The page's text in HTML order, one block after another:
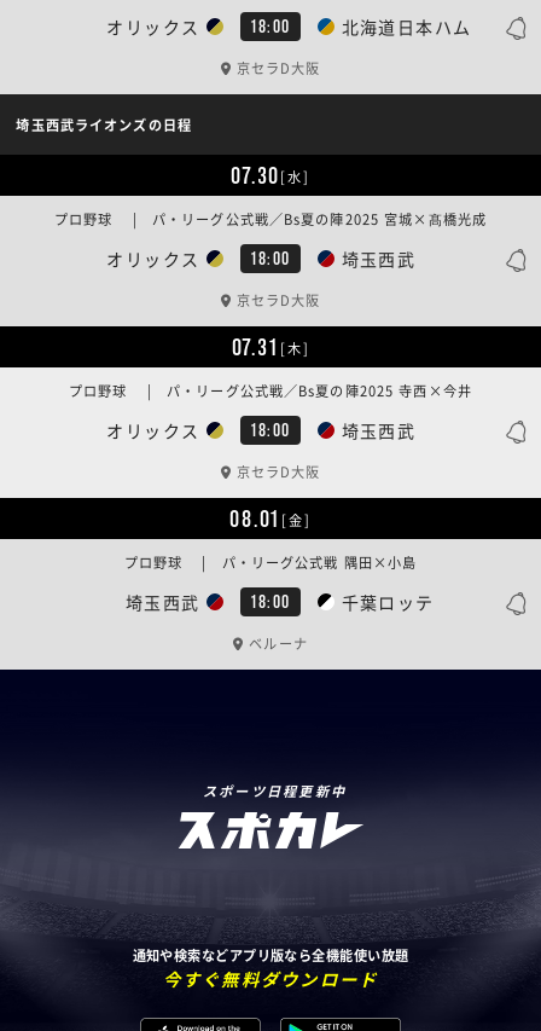
オリックス 18:00 北海道日本ハム
京セラD大阪
埼玉西武ライオンズの日程
07.30[水]
オリックス 18:00 埼玉西武
プロ野球 | パ・リーグ公式戦／Bs夏の陣2025 宮城×髙橋光成
京セラD大阪
07.31 [木]
オリックス 18:00 埼玉西武
プロ野球 | パ・リーグ公式戦／Bs夏の陣2025 寺西×今井
京セラD大阪
08.01 [金]
埼玉西武 18:00 千葉ロッテ
プロ野球 | パ・リーグ公式戦 隅田×小島
ベルーナ
スポーツ日程更新中
通知や検索などアプリ版なら全機能使い放題
今すぐ無料ダウンロード